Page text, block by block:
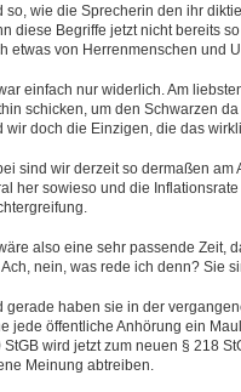
so, wie die Sprecherin den ihr
diese Begriffe jetzt nicht bereits
etwas von Herrenmenschen und
einfach nur widerlich. Am
schicken, um den Schwarzen
wir doch die Einzigen, die das
sind wir derzeit so dermaßen am
her sowieso und die
also eine sehr passende Zeit,
nein, was rede ich denn? Sie
gerade haben sie in der
jede öffentliche Anhörung ein
StGB wird jetzt zum neuen § 218
Meinung abtreiben.